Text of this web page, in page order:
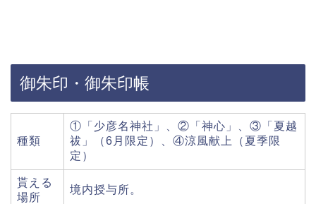
御朱印・御朱印帳
種類
①「少彦名神社」、②「神心」、③「夏越
祓」（6月限定）、④涼風献上（夏季限
定）
貰える
場所
境内授与所。